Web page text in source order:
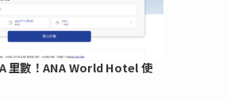
里數！ANA World Hotel 使